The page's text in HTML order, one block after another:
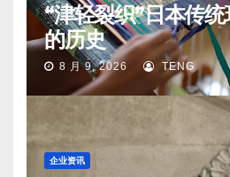
“津轻裂织”日本传统
的历史
8 月 9, 2026 TENG
企业资讯